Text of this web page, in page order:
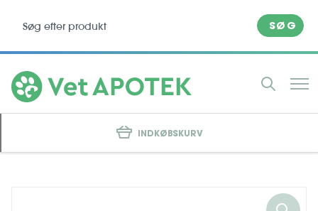
SØG
INDKØBSKURV